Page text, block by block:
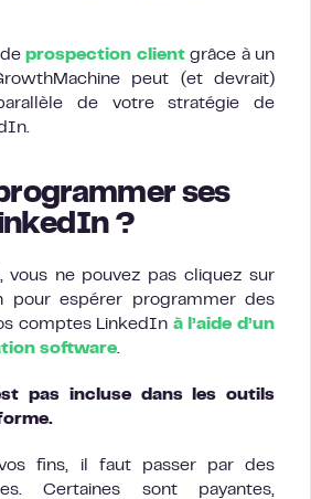
prospection clientgrâce à un
peut (et devrait)
de votre stratégie de
ses
?
vous ne pouvez pas cliquez sur
pour espérer programmer des
comptes LinkedIn à l’aide d’un
software.
pas incluse dans les outils
fins, il faut passer par des
Certaines sont payantes,